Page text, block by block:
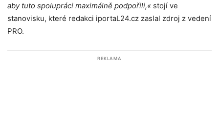
aby tuto spolupráci maximálně podpořili,« stojí ve
stanovisku, které redakci iportaL24.cz zaslal zdroj z vedení
PRO.
REKLAMA